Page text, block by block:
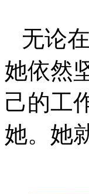
无论
她依然
己的工
她。她